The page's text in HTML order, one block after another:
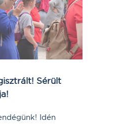
Sérült
Idén